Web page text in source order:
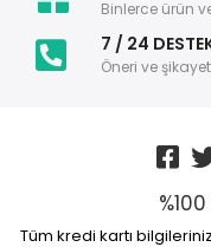
Binlerce ürün
7 / 24
Öneri ve
Tüm kredi kartı